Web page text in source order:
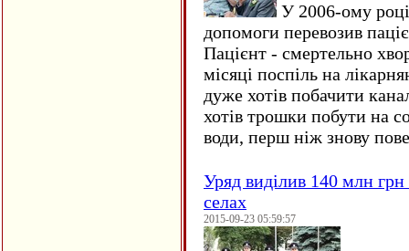
У 2006-ому
допомоги перевозив
Пацієнт - смертельно
місяці поспіль на
дуже хотів побачити
хотів трошки побути на
води, перш ніж знову
Уряд виділив 140 млн
селах
2015-09-23 05:59:57